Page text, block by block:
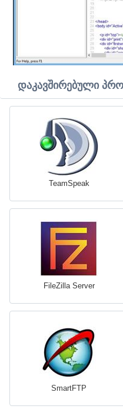
დაკავშირებული
TeamSpeak
FileZilla Server
SmartFTP